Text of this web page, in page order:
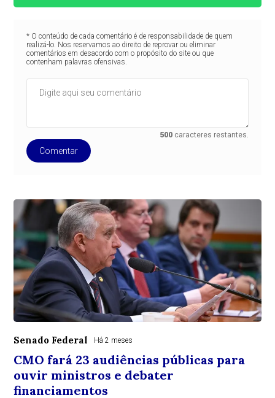
* O conteúdo de cada comentário é de responsabilidade de quem
realizá-lo. Nos reservamos ao direito de reprovar ou eliminar
comentários em desacordo com o propósito do site ou que
contenham palavras ofensivas.
500 caracteres restantes.
Comentar
Senado Federal Há 2 meses
CMO fará 23 audiências públicas para
ouvir ministros e debater
financiamentos